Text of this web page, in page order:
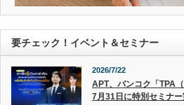
要チェック！イベント＆セミナー
2026/7/22
APT、バンコク「TPA
7月31日に特別セミナ